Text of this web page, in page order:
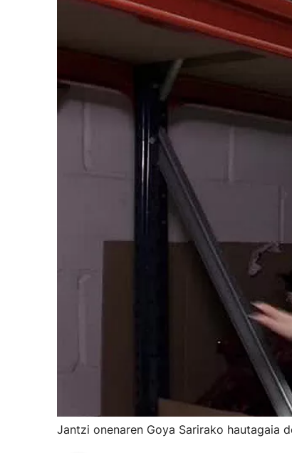
Jantzi onenaren Goya Sarirako hautagaia